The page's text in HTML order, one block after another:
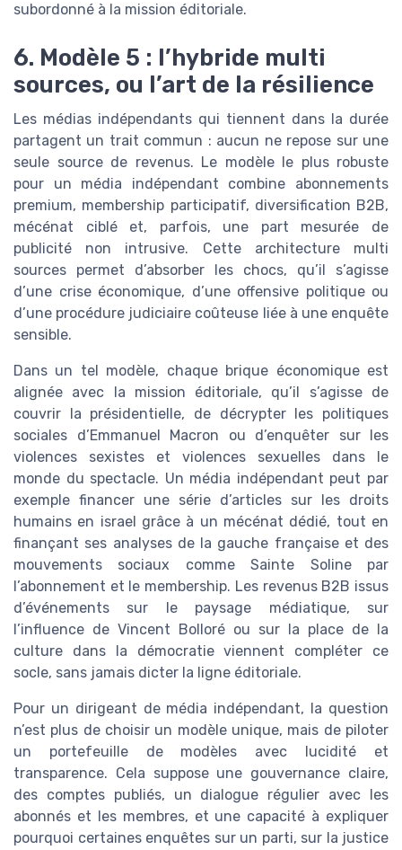
subordonné à la mission éditoriale.
6. Modèle 5 : l’hybride multi
sources, ou l’art de la résilience
Les médias indépendants qui tiennent dans la durée
partagent un trait commun : aucun ne repose sur une
seule source de revenus. Le modèle le plus robuste
pour un média indépendant combine abonnements
premium, membership participatif, diversification B2B,
mécénat ciblé et, parfois, une part mesurée de
publicité non intrusive. Cette architecture multi
sources permet d’absorber les chocs, qu’il s’agisse
d’une crise économique, d’une offensive politique ou
d’une procédure judiciaire coûteuse liée à une enquête
sensible.
Dans un tel modèle, chaque brique économique est
alignée avec la mission éditoriale, qu’il s’agisse de
couvrir la présidentielle, de décrypter les politiques
sociales d’Emmanuel Macron ou d’enquêter sur les
violences sexistes et violences sexuelles dans le
monde du spectacle. Un média indépendant peut par
exemple financer une série d’articles sur les droits
humains en israel grâce à un mécénat dédié, tout en
finançant ses analyses de la gauche française et des
mouvements sociaux comme Sainte Soline par
l’abonnement et le membership. Les revenus B2B issus
d’événements sur le paysage médiatique, sur
l’influence de Vincent Bolloré ou sur la place de la
culture dans la démocratie viennent compléter ce
socle, sans jamais dicter la ligne éditoriale.
Pour un dirigeant de média indépendant, la question
n’est plus de choisir un modèle unique, mais de piloter
un portefeuille de modèles avec lucidité et
transparence. Cela suppose une gouvernance claire,
des comptes publiés, un dialogue régulier avec les
abonnés et les membres, et une capacité à expliquer
pourquoi certaines enquêtes sur un parti, sur la justice